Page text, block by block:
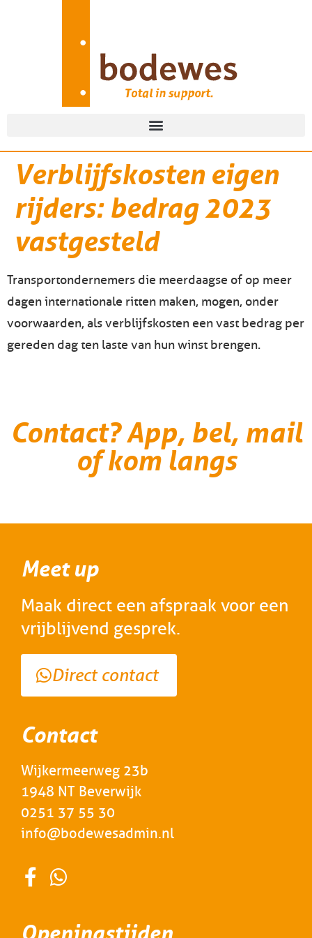
Verblijfskosten eigen
rijders: bedrag 2023
vastgesteld
Transportondernemers die meerdaagse of op meer
dagen internationale ritten maken, mogen, onder
voorwaarden, als verblijfskosten een vast bedrag per
gereden dag ten laste van hun winst brengen.
Contact? App, bel, mail
of kom langs
Meet up
Maak direct een afspraak voor een
vrijblijvend gesprek.
Direct contact
Contact
Wijkermeerweg 23b
1948 NT Beverwijk
0251 37 55 30
info@bodewesadmin.nl